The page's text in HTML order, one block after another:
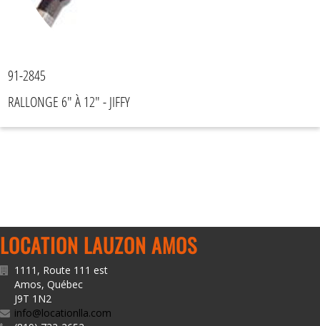
91-2845
RALLONGE 6" À 12" - JIFFY
LOCATION LAUZON AMOS
1111, Route 111 est
Amos, Québec
J9T 1N2
info@locationlla.com